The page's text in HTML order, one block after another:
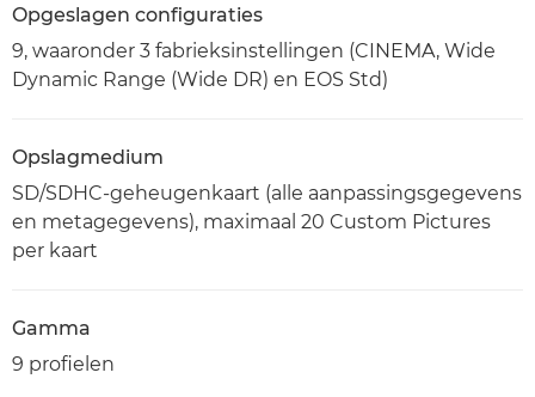
Opgeslagen configuraties
9, waaronder 3 fabrieksinstellingen (CINEMA, Wide
Dynamic Range (Wide DR) en EOS Std)
Opslagmedium
SD/SDHC-geheugenkaart (alle aanpassingsgegevens
en metagegevens), maximaal 20 Custom Pictures
per kaart
Gamma
9 profielen